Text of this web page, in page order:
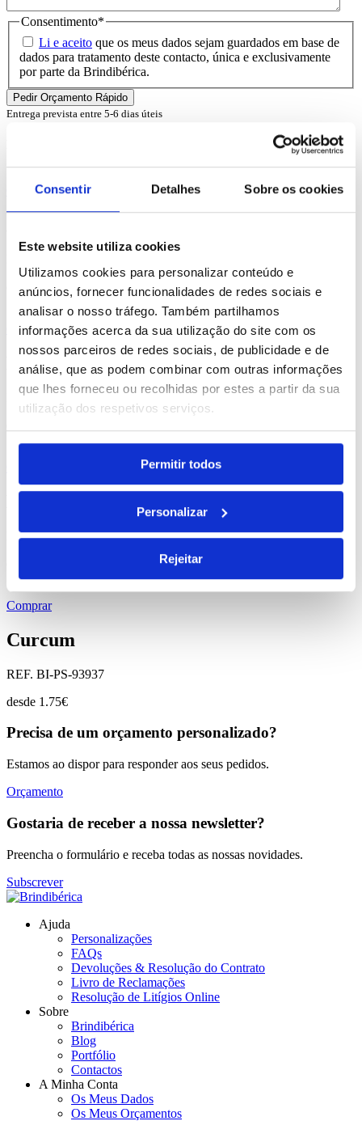
Consentir Detalhes Sobre os cookies
Este website utiliza cookies
Utilizamos cookies para personalizar conteúdo e
anúncios, fornecer funcionalidades de redes sociais e
analisar o nosso tráfego. Também partilhamos
informações acerca da sua utilização do site com os
nossos parceiros de redes sociais, de publicidade e de
análise, que as podem combinar com outras informações
que lhes forneceu ou recolhidas por estes a partir da sua
utilização dos respetivos serviços.
Permitir todos
Personalizar
Rejeitar
Consentimento*
Li e aceito que os meus dados sejam guardados em base de
dados para tratamento deste contacto, única e exclusivamente
por parte da Brindibérica.
Entrega prevista entre 5-6 dias úteis
Comprar
desde 2.57€
Comprar
Mikus
REF. BI-PS-93872
REF. BI-PS-93873
Comprar
Curcum
REF. BI-PS-93937
desde 1.75€
Precisa de um orçamento personalizado?
Estamos ao dispor para responder aos seus pedidos.
Orçamento
Gostaria de receber a nossa newsletter?
Preencha o formulário e receba todas as nossas novidades.
Subscrever
Ajuda
Personalizações
FAQs
Devoluções & Resolução do Contrato
Livro de Reclamações
Resolução de Litígios Online
Sobre
Brindibérica
Blog
Portfólio
Contactos
A Minha Conta
Os Meus Dados
Os Meus Orçamentos